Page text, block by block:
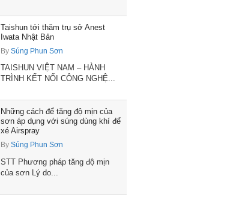
Taishun tới thăm trụ sở Anest
Iwata Nhật Bản
By Súng Phun Sơn
TAISHUN VIỆT NAM – HÀNH
TRÌNH KẾT NỐI CÔNG NGHỆ...
Những cách để tăng độ mịn của
sơn áp dụng với súng dùng khí để
xé Airspray
By Súng Phun Sơn
STT Phương pháp tăng độ mịn
của sơn Lý do...